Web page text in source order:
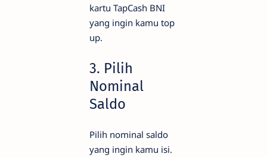
kartu TapCash BNI
yang ingin kamu top
up.
3. Pilih
Nominal
Saldo
Pilih nominal saldo
yang ingin kamu isi.